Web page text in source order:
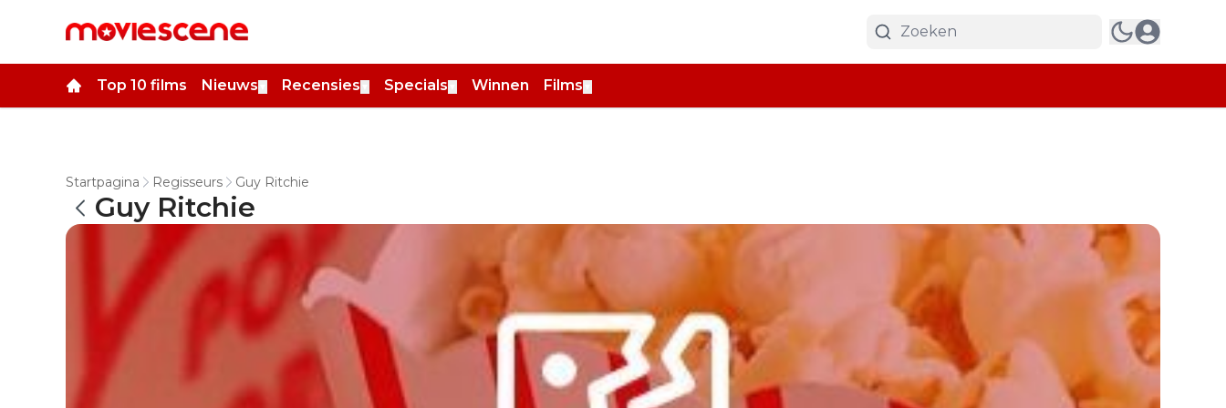
Top 10 films Nieuws Recensies Specials Winnen Films
Startpagina Regisseurs Guy Ritchie
Guy Ritchie